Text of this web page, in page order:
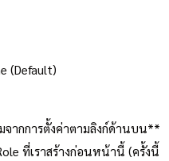
(Default)
ากการตั้งค่าตามลิงก์ด้านบน**
ที่เราสร้างก่อนหน้านี้ (ครั้งนี้